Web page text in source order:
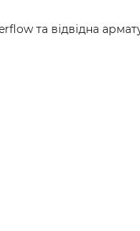
та відвідна